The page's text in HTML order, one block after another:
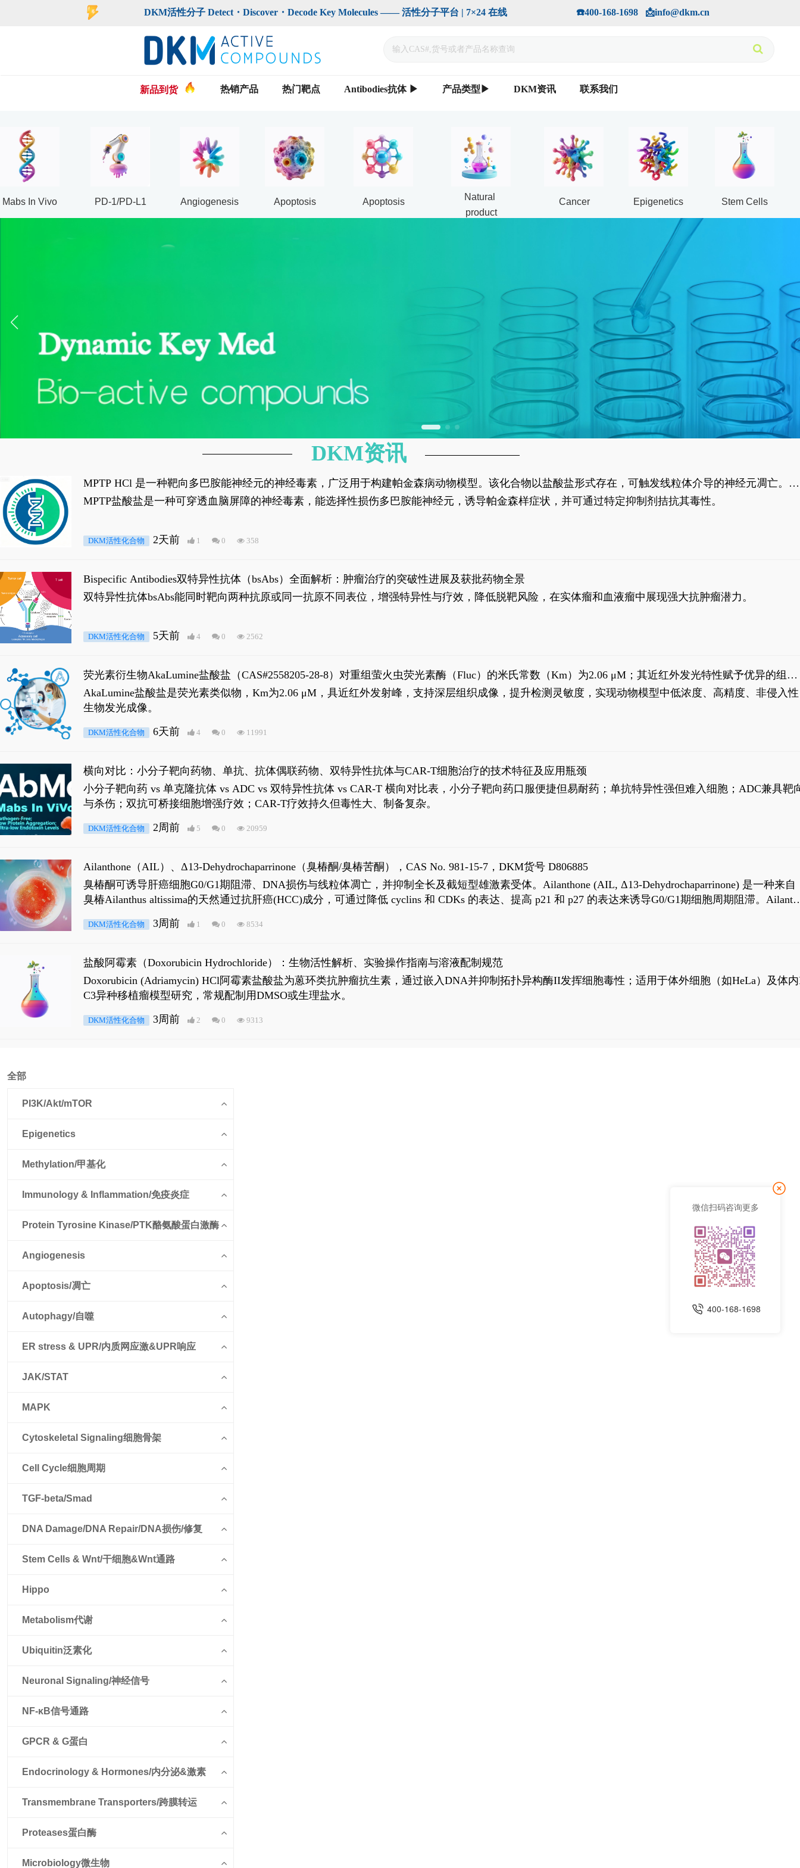
手机版
DKM活性分子 Detect・Discover・Decode Key Molecules —— 活性分子平台 | 7×24 在线                             ☎️400-168-1698   📩info@dkm.cn
新品到货 热销产品 热门靶点 Antibodies抗体 ▶ 产品类型▶ DKM资讯 联系我们
Mabs In Vivo PD-1/PD-L1 Angiogenesis Apoptosis Apoptosis
Natural
product
Cancer Epigenetics Stem Cells
MPTP HCl 是一种靶向多巴胺能神经元的神经毒素，广泛用于构建帕金森病动物模型。该化合物以盐酸盐形式存在，可触发线粒体介导的神经元凋亡。其
经典应用即为选择性损毁中脑黑质致密部多巴胺能神经元，从而可靠模拟帕金森病的核心病理与行为表型。
MPTP盐酸盐是一种可穿透血脑屏障的神经毒素，能选择性损伤多巴胺能神经元，诱导帕金森样症状，并可通过特定抑制剂拮抗其毒性。
DKM活性化合物 2天前 1 0 358
Bispecific Antibodies双特异性抗体（bsAbs）全面解析：肿瘤治疗的突破性进展及获批药物全景
双特异性抗体bsAbs能同时靶向两种抗原或同一抗原不同表位，增强特异性与疗效，降低脱靶风险，在实体瘤和血液瘤中展现强大抗肿瘤潜力。
DKM活性化合物 5天前 4 0 2562
荧光素衍生物AkaLumine盐酸盐（CAS#2558205-28-8）对重组萤火虫荧光素酶（Fluc）的米氏常数（Km）为2.06 μM；其近红外发光特性赋予优异的组织
穿透能力，大幅增强成像信噪比，从而实现活体动物模型中极低给药剂量下的高灵敏度、非侵入式生物发光动态追踪。
AkaLumine盐酸盐是荧光素类似物，Km为2.06 μM，具近红外发射峰，支持深层组织成像，提升检测灵敏度，实现动物模型中低浓度、高精度、非侵入性
生物发光成像。
DKM活性化合物 6天前 4 0 11991
横向对比：小分子靶向药物、单抗、抗体偶联药物、双特异性抗体与CAR-T细胞治疗的技术特征及应用瓶颈
小分子靶向药 vs 单克隆抗体 vs ADC vs 双特异性抗体 vs CAR-T 横向对比表，小分子靶向药口服便捷但易耐药；单抗特异性强但难入细胞；ADC兼具靶
与杀伤；双抗可桥接细胞增强疗效；CAR-T疗效持久但毒性大、制备复杂。
DKM活性化合物 2周前 5 0 20959
Ailanthone（AIL）、Δ13-Dehydrochaparrinone（臭椿酮/臭椿苦酮），CAS No. 981-15-7，DKM货号 D806885
臭椿酮可诱导肝癌细胞G0/G1期阻滞、DNA损伤与线粒体凋亡，并抑制全长及截短型雄激素受体。Ailanthone (AIL, Δ13-Dehydrochaparrinone) 是一种来自
臭椿Ailanthus altissima的天然通过抗肝癌(HCC)成分，可通过降低 cyclins 和 CDKs 的表达、提高 p21 和 p27 的表达来诱导G0/G1期细胞周期阻滞。
是全长 Androgen Receptor (AR-FL)和组成型活性截断AR剪接变体(AR-Vs, AR1-651)的抑制剂，对应的IC50值分别为69 nM和309 nM。
DKM活性化合物 3周前 1 0 8534
盐酸阿霉素（Doxorubicin Hydrochloride）：生物活性解析、实验操作指南与溶液配制规范
Doxorubicin (Adriamycin) HCl阿霉素盐酸盐为蒽环类抗肿瘤抗生素，通过嵌入DNA并抑制拓扑异构酶II发挥细胞毒性；适用于体外细胞（如HeLa）及体内
C3异种移植瘤模型研究，常规配制用DMSO或生理盐水。
DKM活性化合物 3周前 2 0 9313
DKM资讯
全部
PI3K/Akt/mTOR
Epigenetics
Methylation/甲基化
Immunology & Inflammation/免疫炎症
Protein Tyrosine Kinase/PTK酪氨酸蛋白激酶
Angiogenesis
Apoptosis/凋亡
Autophagy/自噬
ER stress & UPR/内质网应激&UPR响应
JAK/STAT
MAPK
Cytoskeletal Signaling细胞骨架
Cell Cycle细胞周期
TGF-beta/Smad
DNA Damage/DNA Repair/DNA损伤/修复
Stem Cells & Wnt/干细胞&Wnt通路
Hippo
Metabolism代谢
Ubiquitin泛素化
Neuronal Signaling/神经信号
NF-κB信号通路
GPCR & G蛋白
Endocrinology & Hormones/内分泌&激素
Transmembrane Transporters/跨膜转运
Proteases蛋白酶
Microbiology微生物
微信扫码咨询更多
400-168-1698